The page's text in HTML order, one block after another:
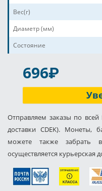
Вес(г)
Диаметр (мм)
Состояние
696P
Отправляем заказы по
доставки CDEK). Монеты,
можете также
осуществляется курьерская